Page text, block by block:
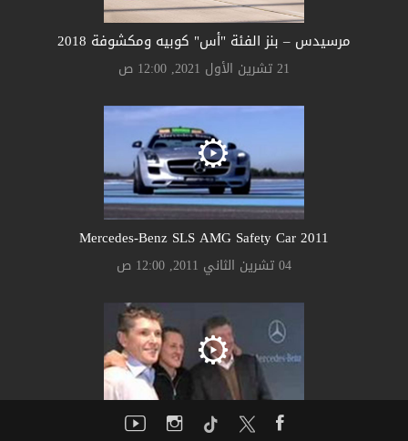
مرسيدس – بنز الفئة "أس" كوبيه ومكشوفة 2018
21 تشرين الأول 2021, 12:00 ص
Mercedes-Benz SLS AMG Safety Car 2011
04 تشرين الثاني 2011, 12:00 ص
Michael Schumacher 2010's F1 Comeback to Mercedes GP